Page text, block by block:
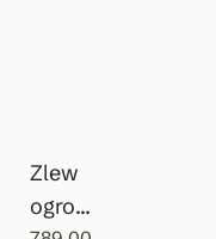
Zlew
ogrod